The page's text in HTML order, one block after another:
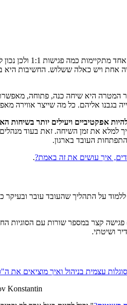
כאשר קיימת
אחת ויש כאלה ששלוש. החשיבות
בגבנו אליהם. כל מה שייצר אווירה
למלא את זמן השיחה. זאת בעוד
העובד בארגון.
.
על התהליך שהעובד עובר
קצר במספר שורות עם הסוגיות
ושיטתי.
עצמית בניהול ואיך מוציאים את